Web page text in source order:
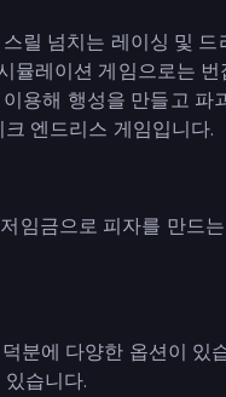
릴 넘치는 레이싱 및
레이션 게임으로는
용해 행성을 만들고 파
엔드리스 게임입니다.
금으로 피자를 만드
분에 다양한 옵션이 있
습니다.